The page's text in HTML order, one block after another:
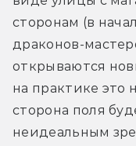
сторонам (в
драконов-
открываются
на практике это
сторона поля
неидеальным